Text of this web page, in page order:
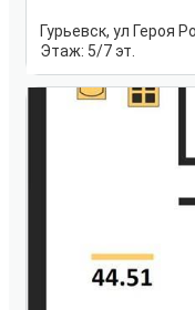
Гурьевск, ул Героя
Этаж: 5/7 эт.